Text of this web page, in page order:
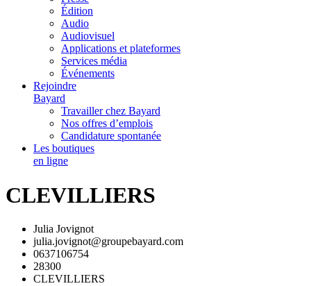
Édition
Audio
Audiovisuel
Applications et plateformes
Services média
Événements
Rejoindre
Bayard
Travailler chez Bayard
Nos offres d’emplois
Candidature spontanée
Les boutiques
en ligne
CLEVILLIERS
Julia Jovignot
julia.jovignot@groupebayard.com
0637106754
28300
CLEVILLIERS